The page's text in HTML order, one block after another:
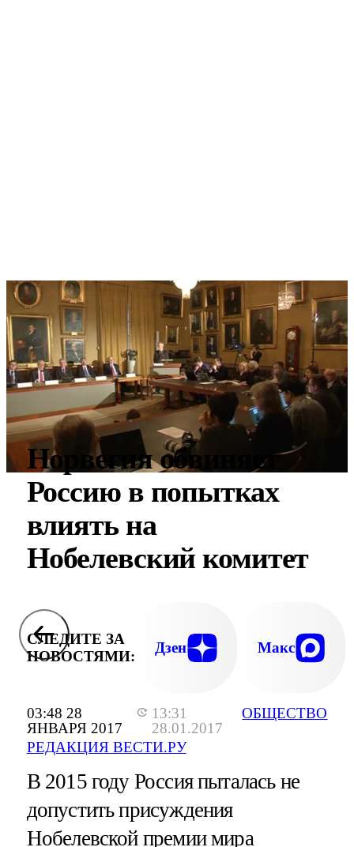
03:48 28
ЯНВАРЯ 2017
13:31
28.01.2017
РЕДАКЦИЯ ВЕСТИ.РУ
ОБЩЕСТВО
Норвегия обвиняет
Россию в попытках
влиять на
Нобелевский комитет
СЛЕДИТЕ ЗА
НОВОСТЯМИ:
Дзен Макс
В 2015 году Россия пыталась не
допустить присуждения
Нобелевской премии мира